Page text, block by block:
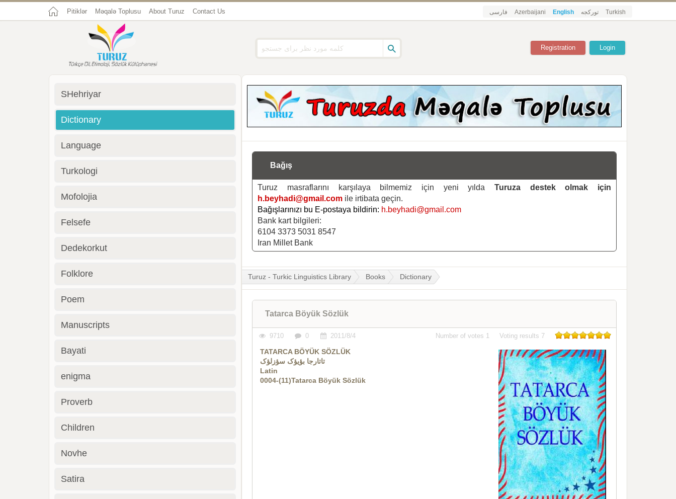
Pitiklər Məqalə Toplusu About Turuz Contact Us فارسی Azerbaijani English تورکجه Turkish
Login
Registration
Bağış
Turuz masraflarını karşılaya bilmemiz için yeni yıldaTuruza destek olmak için
h.beyhadi@gmail.com ile irtibata geçin.
Bağışlarınızı bu E-postaya bildirin: h.beyhadi@gmail.com
Bank kart bilgileri:
6104 3373 5031 8547
Iran Millet Bank
Turuz - Turkic Linguistics Library Books Dictionary
Tatarca Böyük Sözlük
9710 0 2011/8/4 Number of votes 1 Voting results 7
TATARCA BÖYÜK SÖZLÜK
تاتارجا بؤیؤک سؤزلؤک
Latin
0004-(11)Tatarca Böyük Sözlük
SHehriyar
Dictionary
Language
Turkologi
Mofolojia
Felsefe
Dedekorkut
Folklore
Poem
Manuscripts
Bayati
enigma
Proverb
Children
Novhe
Satira